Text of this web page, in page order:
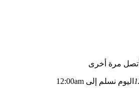
أتصل مرة أخرى
اليوم نسلم إلى 12:00am